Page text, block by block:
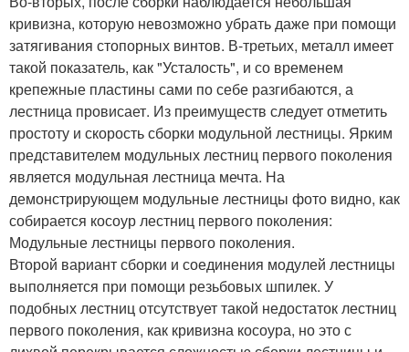
кривизна, которую невозможно убрать даже при помощи
затягивания стопорных винтов. В-третьих, металл имеет
такой показатель, как "Усталость", и со временем
крепежные пластины сами по себе разгибаются, а
лестница провисает. Из преимуществ следует отметить
простоту и скорость сборки модульной лестницы. Ярким
представителем модульных лестниц первого поколения
является модульная лестница мечта. На
демонстрирующем модульные лестницы фото видно, как
собирается косоур лестниц первого поколения:
Модульные лестницы первого поколения.
Второй вариант сборки и соединения модулей лестницы
выполняется при помощи резьбовых шпилек. У
подобных лестниц отсутствует такой недостаток лестниц
первого поколения, как кривизна косоура, но это с